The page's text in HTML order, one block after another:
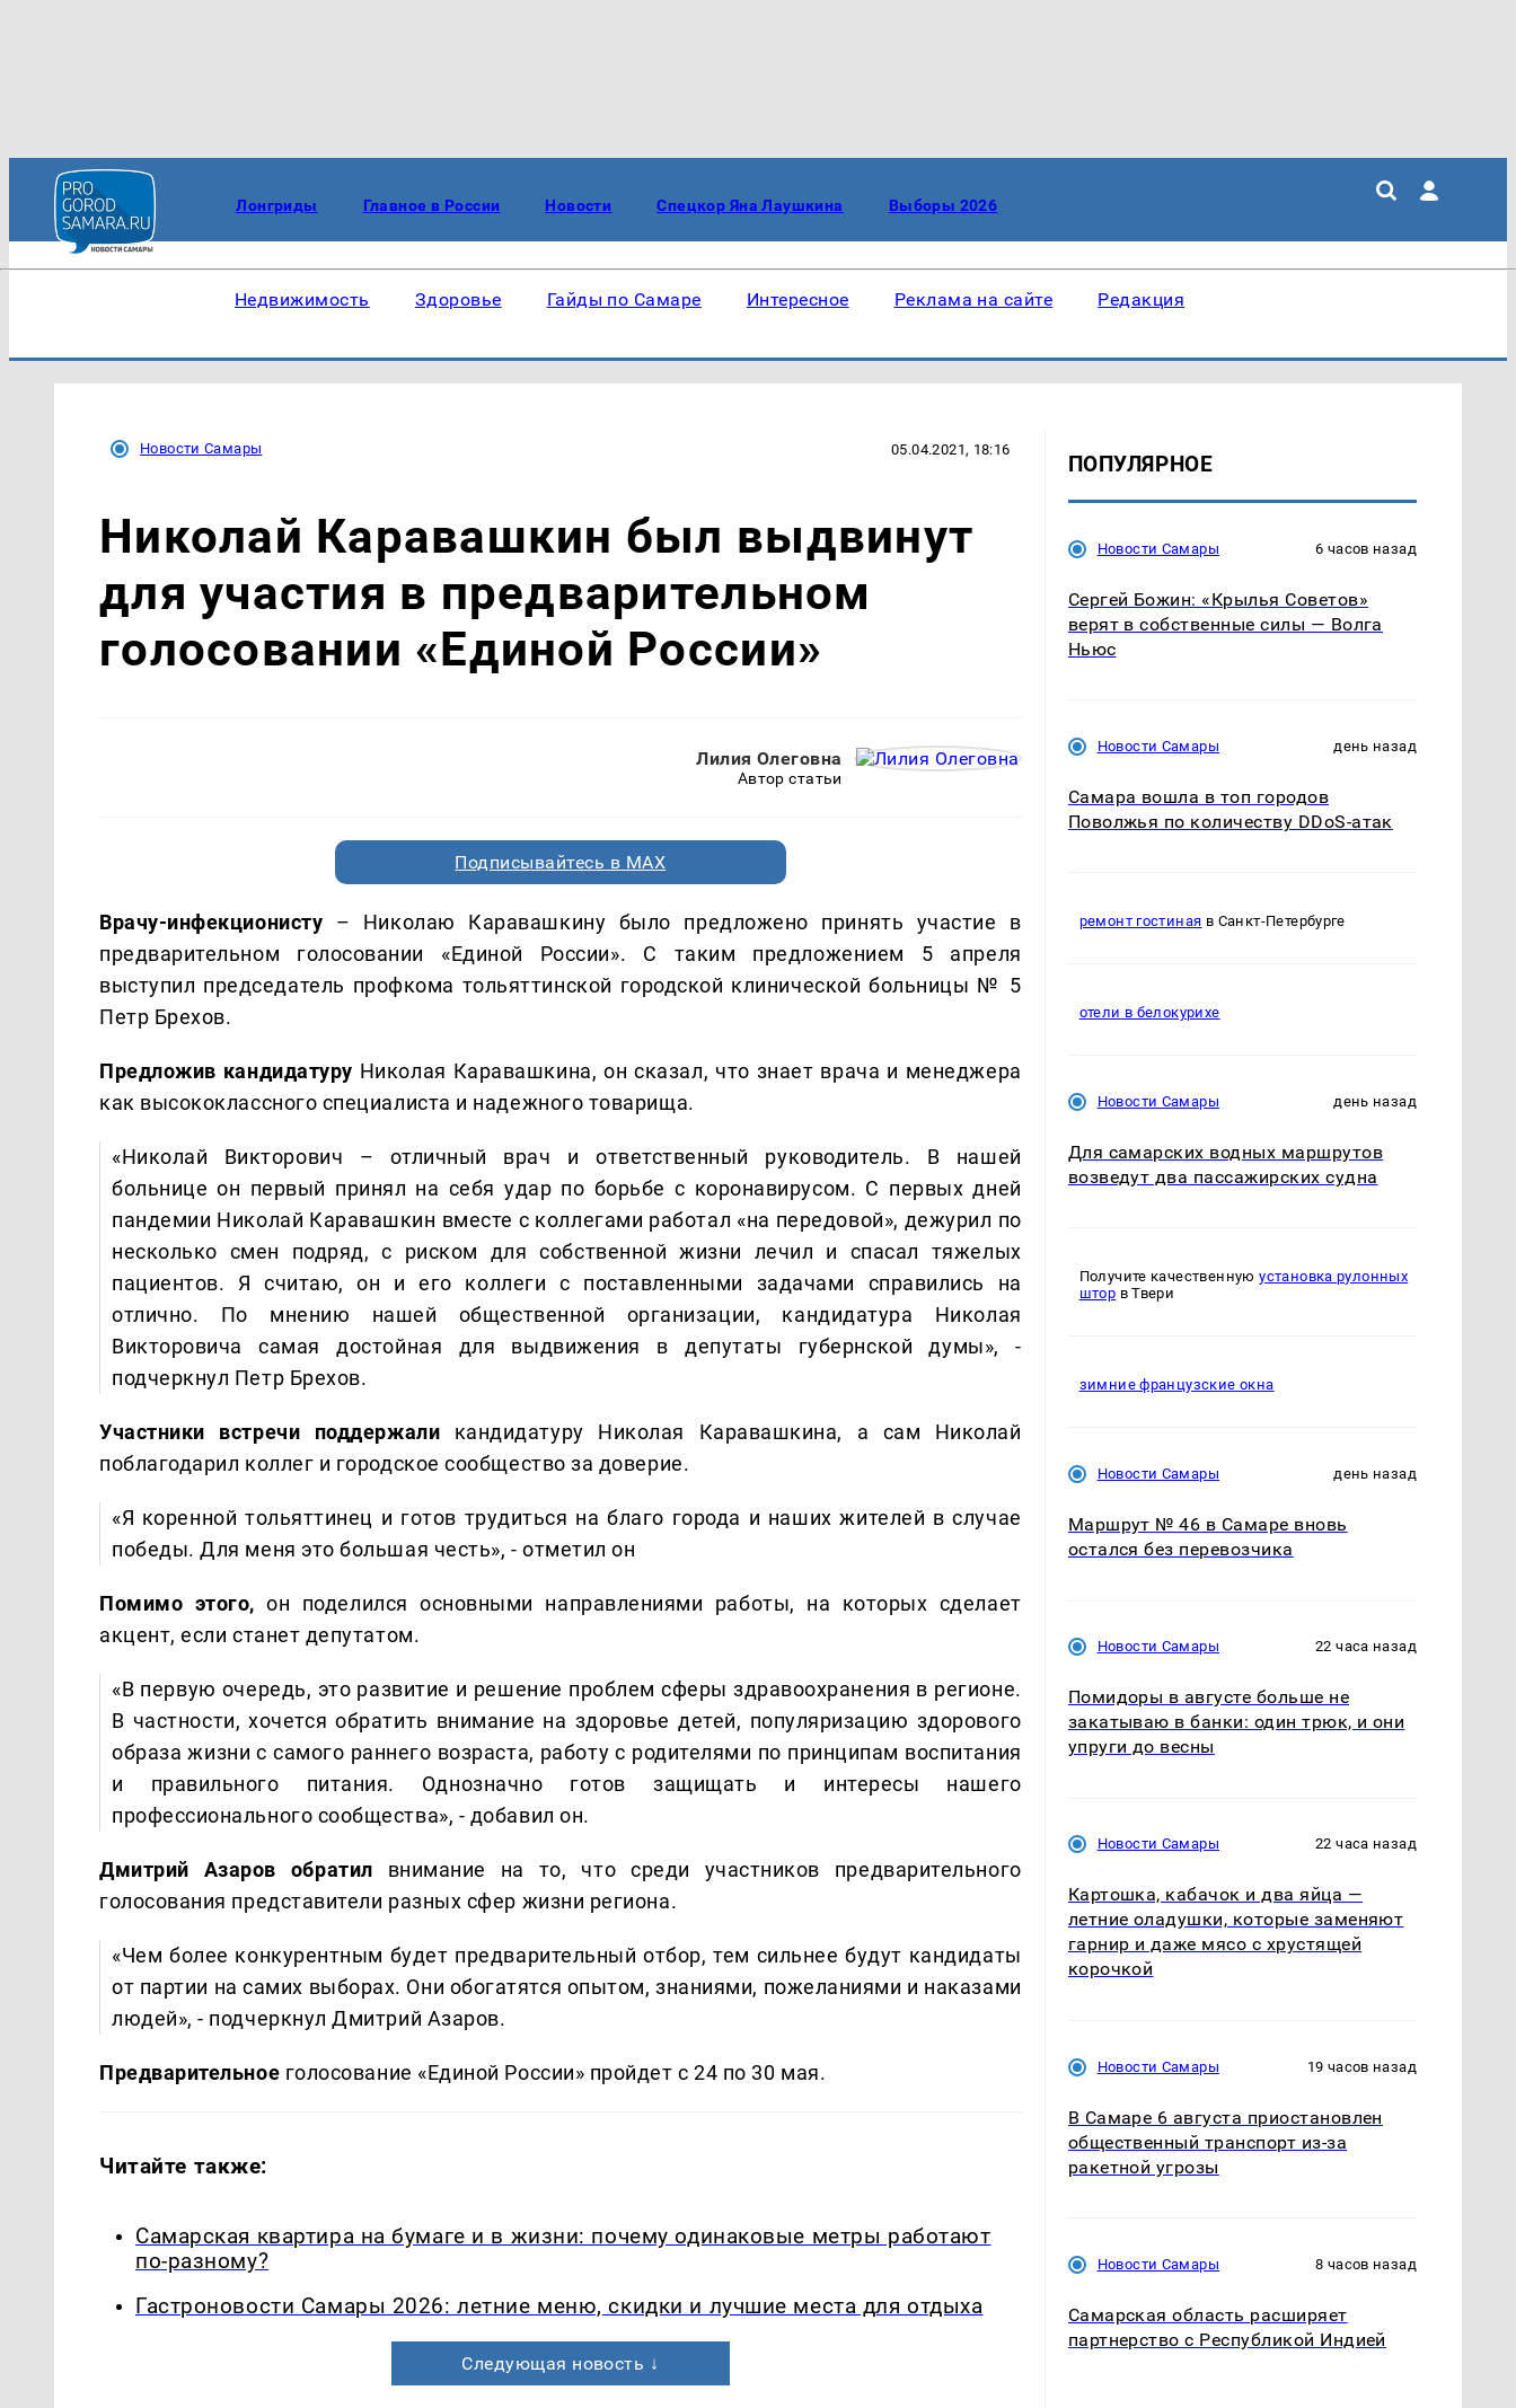
Лонгриды Главное в России Новости Спецкор Яна Лаушкина Выборы 2026
Недвижимость Здоровье Гайды по Самаре Интересное Реклама на сайте Редакция
Новости Самары 05.04.2021, 18:16
Николай Каравашкин был выдвинут
для участия в предварительном
голосовании «Единой России»
Лилия Олеговна
Автор статьи
Подписывайтесь в MAX
Врачу-инфекционисту – Николаю Каравашкину было предложено принять участие в
предварительном голосовании «Единой России». С таким предложением 5 апреля
выступил председатель профкома тольяттинской городской клинической больницы № 5
Петр Брехов.
Предложив кандидатуру Николая Каравашкина, он сказал, что знает врача и менеджера
как высококлассного специалиста и надежного товарища.
«Николай Викторович – отличный врач и ответственный руководитель. В нашей
больнице он первый принял на себя удар по борьбе с коронавирусом. С первых дней
пандемии Николай Каравашкин вместе с коллегами работал «на передовой», дежурил по
несколько смен подряд, с риском для собственной жизни лечил и спасал тяжелых
пациентов. Я считаю, он и его коллеги с поставленными задачами справились на
отлично. По мнению нашей общественной организации, кандидатура Николая
Викторовича самая достойная для выдвижения в депутаты губернской думы», -
подчеркнул Петр Брехов.
Участники встречи поддержали кандидатуру Николая Каравашкина, а сам Николай
поблагодарил коллег и городское сообщество за доверие.
«Я коренной тольяттинец и готов трудиться на благо города и наших жителей в случае
победы. Для меня это большая честь», - отметил он
Помимо этого, он поделился основными направлениями работы, на которых сделает
акцент, если станет депутатом.
«В первую очередь, это развитие и решение проблем сферы здравоохранения в регионе.
В частности, хочется обратить внимание на здоровье детей, популяризацию здорового
образа жизни с самого раннего возраста, работу с родителями по принципам воспитания
и правильного питания. Однозначно готов защищать и интересы нашего
профессионального сообщества», - добавил он.
Дмитрий Азаров обратил внимание на то, что среди участников предварительного
голосования представители разных сфер жизни региона.
«Чем более конкурентным будет предварительный отбор, тем сильнее будут кандидаты
от партии на самих выборах. Они обогатятся опытом, знаниями, пожеланиями и наказами
людей», - подчеркнул Дмитрий Азаров.
Предварительное голосование «Единой России» пройдет с 24 по 30 мая.
Читайте также:
Самарская квартира на бумаге и в жизни: почему одинаковые метры работают
по-разному?
Гастроновости Самары 2026: летние меню, скидки и лучшие места для отдыха
Следующая новость ↓
ПОПУЛЯРНОЕ
Новости Самары 6 часов назад
Сергей Божин: «Крылья Советов»
верят в собственные силы — Волга
Ньюс
Новости Самары день назад
Самара вошла в топ городов
Поволжья по количеству DDoS-атак
ремонт гостиная в Санкт-Петербурге
отели в белокурихе
Новости Самары день назад
Для самарских водных маршрутов
возведут два пассажирских судна
Получите качественнуюустановка рулонных
штор в Твери
зимние французские окна
Новости Самары день назад
Маршрут № 46 в Самаре вновь
остался без перевозчика
Новости Самары 22 часа назад
Помидоры в августе больше не
закатываю в банки: один трюк, и они
упруги до весны
Новости Самары 22 часа назад
Картошка, кабачок и два яйца —
летние оладушки, которые заменяют
гарнир и даже мясо с хрустящей
корочкой
Новости Самары 19 часов назад
В Самаре 6 августа приостановлен
общественный транспорт из-за
ракетной угрозы
Новости Самары 8 часов назад
Самарская область расширяет
партнерство с Республикой Индией